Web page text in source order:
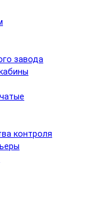
завода
контроля